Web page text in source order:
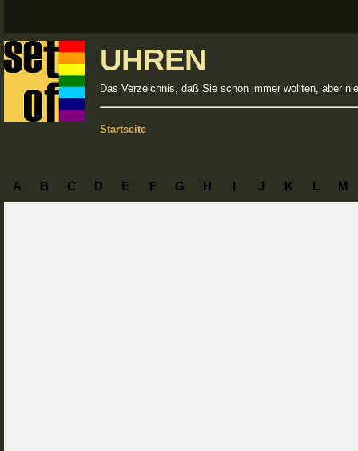
UHREN
Das Verzeichnis, daß Sie schon immer wollten, aber
Startseite
A B C D E F G H I J K L M